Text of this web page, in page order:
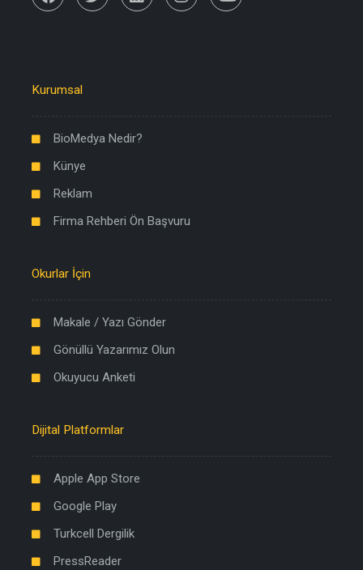
Kurumsal
BioMedya Nedir?
Künye
Reklam
Firma Rehberi Ön Başvuru
Okurlar İçin
Makale / Yazı Gönder
Gönüllü Yazarımız Olun
Okuyucu Anketi
Dijital Platformlar
Apple App Store
Google Play
Turkcell Dergilik
PressReader